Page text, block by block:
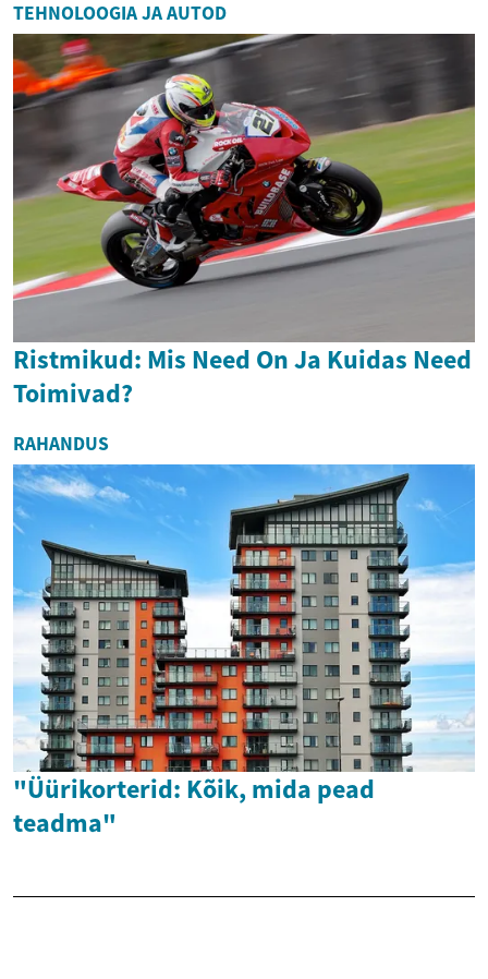
TEHNOLOOGIA JA AUTOD
Ristmikud: Mis Need On Ja Kuidas Need
Toimivad?
RAHANDUS
"Üürikorterid: Kõik, mida pead
teadma"